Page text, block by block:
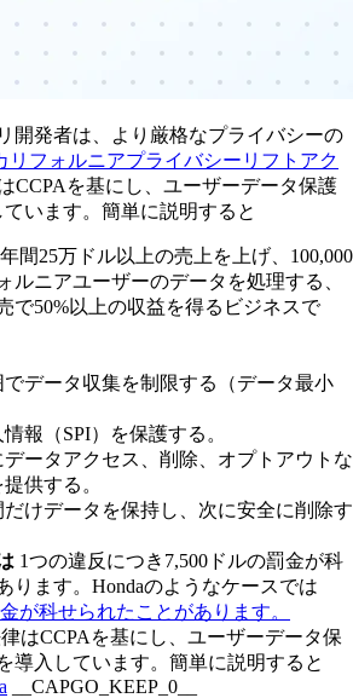
開発者は、より厳格なプライバシーの
リフォルニアプライバシーリフトアク
CCPAを基にし、ユーザーデータ保護
います。簡単に説明すると
年間25万ドル以上の売上を上げ、100,000
ルニアユーザーのデータを処理する、
で50%以上の収益を得るビジネスで
でデータ収集を制限する（データ最小
報（SPI）を保護する。
ータアクセス、削除、オプトアウトな
供する。
だけデータを保持し、次に安全に削除す
1つの違反につき7,500ドルの罰金が科
ります。Hondaのようなケースでは
が科せられたことがあります。
はCCPAを基にし、ユーザーデータ保
導入しています。簡単に説明すると
__CAPGO_KEEP_0__